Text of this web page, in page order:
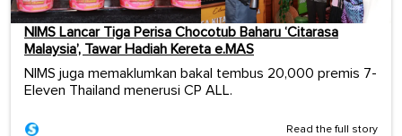
NIMS Lancar Tiga Perisa Chocotub Baharu ‘Citarasa
Malaysia’, Tawar Hadiah Kereta e.MAS
NIMS juga memaklumkan bakal tembus 20,000 premis 7-
Eleven Thailand menerusi CP ALL.
Read the full story